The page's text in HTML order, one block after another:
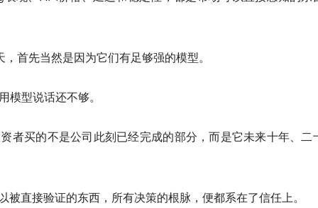
首先当然是因为它们有足够强的模型。
模型说话还不够。
者买的不是公司此刻已经完成的部分，而是它未来十年、二
被直接验证的东西，所有决策的根脉，便都系在了信任上。